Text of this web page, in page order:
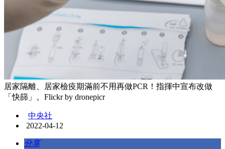
居家隔離、居家檢疫期滿前不用再做PCR！指揮中宣布改做
「快篩」。Flickr by dronepicr
中央社
2022-04-12
分享